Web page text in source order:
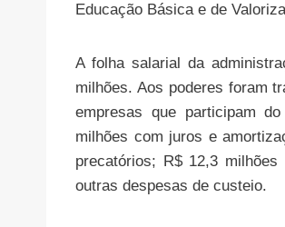
Educação Básica e de
A folha salarial da
milhões. Aos poderes foram
empresas que participam
milhões com juros e
precatórios; R$ 12,3
outras despesas de custeio.